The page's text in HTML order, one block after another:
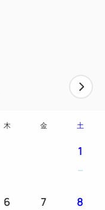
ポイントやマリン
木 金 土
1
6 7 8